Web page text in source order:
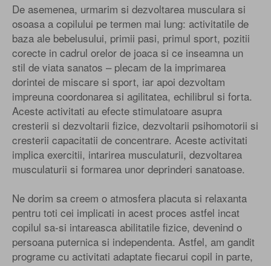
De asemenea, urmarim si dezvoltarea musculara si
osoasa a copilului pe termen mai lung: activitatile de
baza ale bebelusului, primii pasi, primul sport, pozitii
corecte in cadrul orelor de joaca si ce inseamna un
stil de viata sanatos – plecam de la imprimarea
dorintei de miscare si sport, iar apoi dezvoltam
impreuna coordonarea si agilitatea, echilibrul si forta.
Aceste activitati au efecte stimulatoare asupra
cresterii si dezvoltarii fizice, dezvoltarii psihomotorii si
cresterii capacitatii de concentrare. Aceste activitati
implica exercitii, intarirea musculaturii, dezvoltarea
musculaturii si formarea unor deprinderi sanatoase.
Ne dorim sa creem o atmosfera placuta si relaxanta
pentru toti cei implicati in acest proces astfel incat
copilul sa-si intareasca abilitatile fizice, devenind o
persoana puternica si independenta. Astfel, am gandit
programe cu activitati adaptate fiecarui copil in parte,